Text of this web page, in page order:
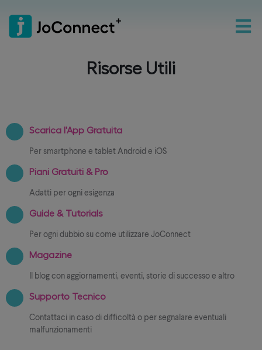
Risorse Utili
Scarica l'App Gratuita
Per smartphone e tablet Android e iOS
Piani Gratuiti & Pro
Adatti per ogni esigenza
Guide & Tutorials
Per ogni dubbio su come utilizzare JoConnect
Magazine
Il blog con aggiornamenti, eventi, storie di successo e altro
Supporto Tecnico
Contattaci in caso di difficoltà o per segnalare eventuali
malfunzionamenti